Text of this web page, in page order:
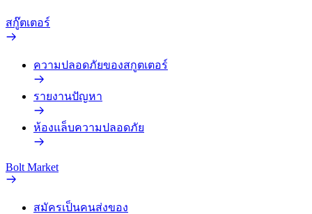
สกู๊ตเตอร์
ความปลอดภัยของสกูตเตอร์
รายงานปัญหา
ห้องแล็บความปลอดภัย
Bolt Market
สมัครเป็นคนส่งของ